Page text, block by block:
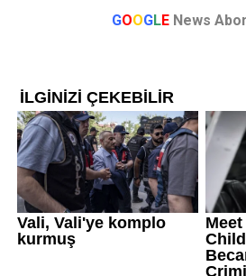
GOOGLE News